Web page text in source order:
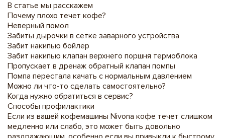
В статье мы расскажем
Почему плохо течет кофе?
Неверный помол
Забиты дырочки в сетке заварного устройства
Забит накипью бойлер
Забит накипью клапан верхнего поршня термоблока
Пропускает в дренаж обратный клапан помпы
Помпа перестала качать с нормальным давлением
Можно ли что-то сделать самостоятельно?
Когда нужно обратиться в сервис?
Способы профилактики
Если из вашей кофемашины Nivona кофе течет слишком
медленно или слабо, это может быть довольно